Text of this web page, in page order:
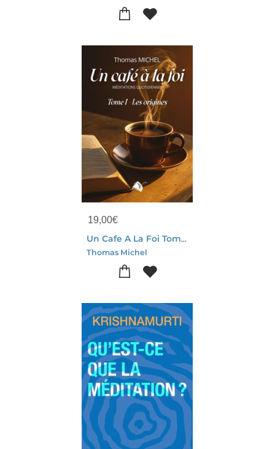
19,00€
Un Cafe A La Foi Tome 1 : Les Origines
Thomas Michel